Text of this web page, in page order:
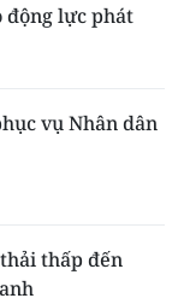
động lực phát
vụ Nhân dân
thấp đến